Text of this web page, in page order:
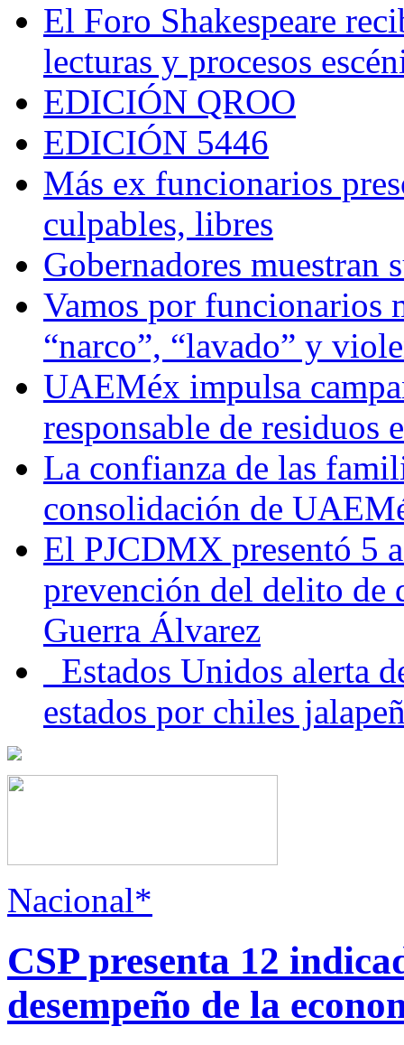
El Foro Shakespeare
lecturas y procesos
EDICIÓN QROO
EDICIÓN 5446
Más ex funcionarios
culpables, libres
Gobernadores muestran
Vamos por funcionarios
“narco”, “lavado” y
UAEMéx impulsa
responsable de residuos
La confianza de las
consolidación de
El PJCDMX presentó 5
prevención del delito de
Guerra Álvarez
Estados Unidos alerta
estados por chiles
Nacional*
CSP presenta 12
desempeño de la